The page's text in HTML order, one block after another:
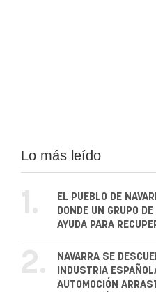
Lo más leído
1.
EL PUEBLO DE
DONDE UN GRUPO
AYUDA PARA
2.
NAVARRA SE
INDUSTRIA
AUTOMOCIÓN